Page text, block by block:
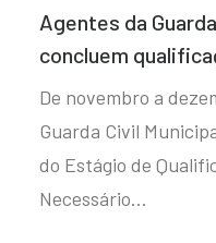
Agentes da
concluem
De novembro a
Guarda Civil
do Estágio de
Necessário…